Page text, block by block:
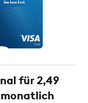
für 2,49
monatlich